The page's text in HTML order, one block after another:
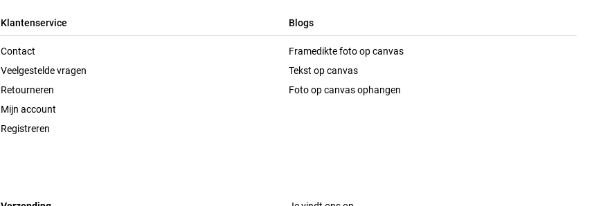
Klantenservice
Contact
Veelgestelde vragen
Retourneren
Mijn account
Registreren
Blogs
Framedikte foto op canvas
Tekst op canvas
Foto op canvas ophangen